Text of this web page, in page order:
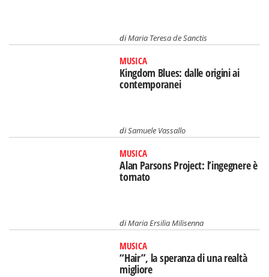
diMaria Teresa de Sanctis
MUSICA
Kingdom Blues: dalle origini ai
contemporanei
diSamuele Vassallo
MUSICA
Alan Parsons Project: l’ingegnere è
tornato
diMaria Ersilia Milisenna
MUSICA
“Hair”, la speranza di una realtà
migliore